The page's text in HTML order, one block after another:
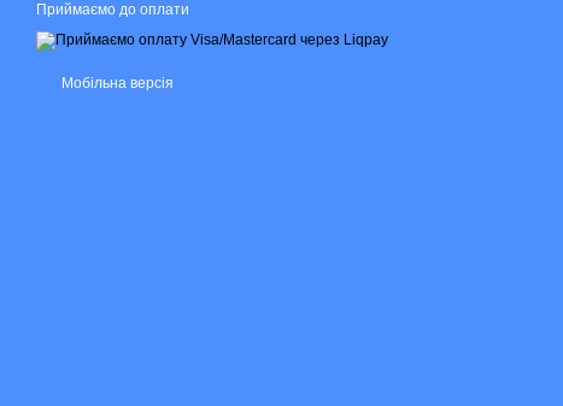
Приймаємо до оплати
Мобільна версія